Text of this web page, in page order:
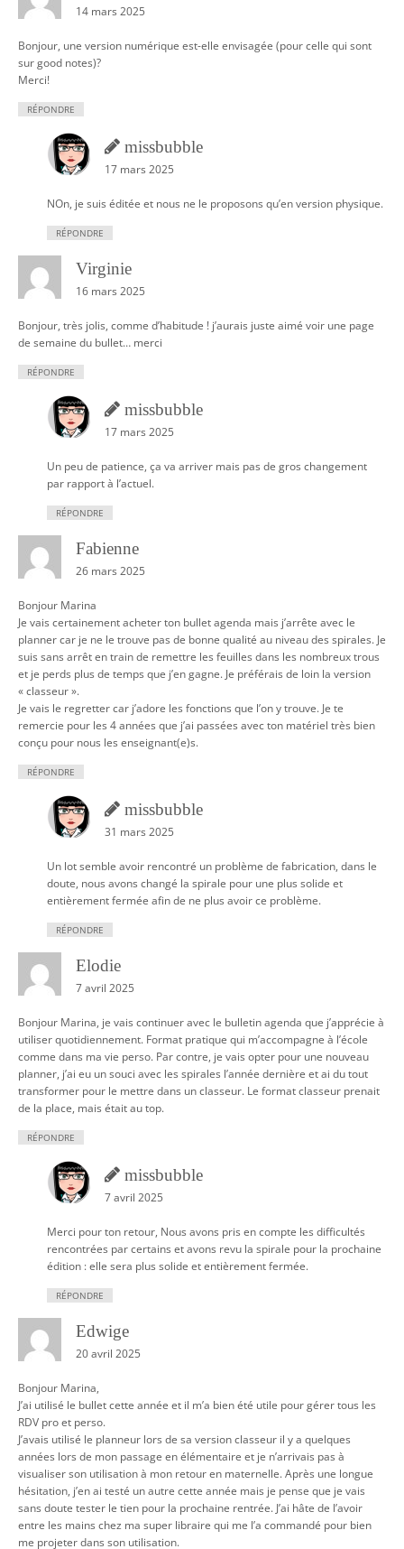
a
t
i
o
n
14 mars 2025
Bonjour, une version numérique est-elle envisagée (pour celle qui sont
sur good notes)?
Merci!
RÉPONDRE
missbubble
17 mars 2025
NOn, je suis éditée et nous ne le proposons qu’en version physique.
RÉPONDRE
Virginie
16 mars 2025
Bonjour, très jolis, comme d’habitude ! j’aurais juste aimé voir une page
de semaine du bullet… merci
RÉPONDRE
missbubble
17 mars 2025
Un peu de patience, ça va arriver mais pas de gros changement
par rapport à l’actuel.
RÉPONDRE
Fabienne
26 mars 2025
Bonjour Marina
Je vais certainement acheter ton bullet agenda mais j’arrête avec le
planner car je ne le trouve pas de bonne qualité au niveau des spirales. Je
suis sans arrêt en train de remettre les feuilles dans les nombreux trous
et je perds plus de temps que j’en gagne. Je préférais de loin la version
« classeur ».
Je vais le regretter car j’adore les fonctions que l’on y trouve. Je te
remercie pour les 4 années que j’ai passées avec ton matériel très bien
conçu pour nous les enseignant(e)s.
RÉPONDRE
missbubble
31 mars 2025
Un lot semble avoir rencontré un problème de fabrication, dans le
doute, nous avons changé la spirale pour une plus solide et
entièrement fermée afin de ne plus avoir ce problème.
RÉPONDRE
Elodie
7 avril 2025
Bonjour Marina, je vais continuer avec le bulletin agenda que j’apprécie à
utiliser quotidiennement. Format pratique qui m’accompagne à l’école
comme dans ma vie perso. Par contre, je vais opter pour une nouveau
planner, j’ai eu un souci avec les spirales l’année dernière et ai du tout
transformer pour le mettre dans un classeur. Le format classeur prenait
de la place, mais était au top.
RÉPONDRE
missbubble
7 avril 2025
Merci pour ton retour, Nous avons pris en compte les difficultés
rencontrées par certains et avons revu la spirale pour la prochaine
édition : elle sera plus solide et entièrement fermée.
RÉPONDRE
Edwige
20 avril 2025
Bonjour Marina,
J’ai utilisé le bullet cette année et il m’a bien été utile pour gérer tous les
RDV pro et perso.
J’avais utilisé le planneur lors de sa version classeur il y a quelques
années lors de mon passage en élémentaire et je n’arrivais pas à
visualiser son utilisation à mon retour en maternelle. Après une longue
hésitation, j’en ai testé un autre cette année mais je pense que je vais
sans doute tester le tien pour la prochaine rentrée. J’ai hâte de l’avoir
entre les mains chez ma super libraire qui me l’a commandé pour bien
me projeter dans son utilisation.